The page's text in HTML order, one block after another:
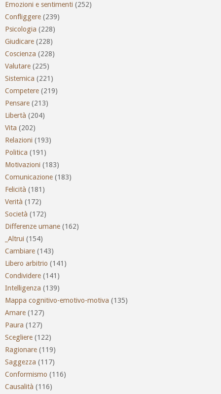
Emozioni e sentimenti (252)
Confliggere (239)
Psicologia (228)
Giudicare (228)
Coscienza (228)
Valutare (225)
Sistemica (221)
Competere (219)
Pensare (213)
Libertà (204)
Vita (202)
Relazioni (193)
Politica (191)
Motivazioni (183)
Comunicazione (183)
Felicità (181)
Verità (172)
Società (172)
Differenze umane (162)
_Altrui (154)
Cambiare (143)
Libero arbitrio (141)
Condividere (141)
Intelligenza (139)
Mappa cognitivo-emotivo-motiva (135)
Amare (127)
Paura (127)
Scegliere (122)
Ragionare (119)
Saggezza (117)
Conformismo (116)
Causalità (116)